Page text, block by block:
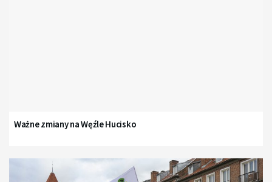
Ważne zmiany na Węźle Hucisko